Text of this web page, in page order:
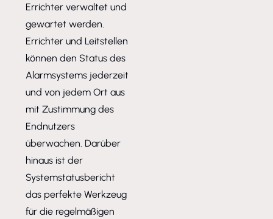
Errichter verwaltet und
gewartet werden.
Errichter und Leitstellen
können den Status des
Alarmsystems jederzeit
und von jedem Ort aus
mit Zustimmung des
Endnutzers
überwachen. Darüber
hinaus ist der
Systemstatusbericht
das perfekte Werkzeug
für die regelmäßigen